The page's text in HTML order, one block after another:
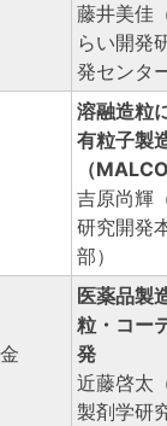
藤井美佳
らい開発
発センタ
溶融造粒
有粒子製
（
吉原尚輝
研究開発
部）
医薬品製
粒・コー
発
近藤啓太
製剤学研